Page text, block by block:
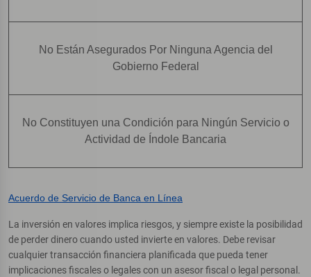
No Están Asegurados Por Ninguna Agencia del
Gobierno Federal
No Constituyen una Condición para Ningún Servicio o
Actividad de Índole Bancaria
Acuerdo de Servicio de Banca en Línea
La inversión en valores implica riesgos, y siempre existe la posibilidad
de perder dinero cuando usted invierte en valores. Debe revisar
cualquier transacción financiera planificada que pueda tener
implicaciones fiscales o legales con un asesor fiscal o legal personal.